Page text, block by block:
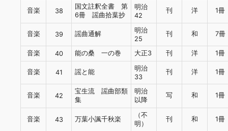
音楽 38
国文註釈全書 第
6冊 謡曲拾葉抄
明治
42
刊 洋 1冊
音楽 39 謡曲通解
明治
25
刊 和 7冊
音楽 40 能の桑 一の巻 大正3 刊 洋 1冊
音楽 41 謡と能
明治
33
刊 洋 1冊
音楽 42
宝生流 謡曲部類
集
明治
以降
写 和 1冊
音楽 43 万葉小諷千秋楽
（不
明）
刊 和 1冊